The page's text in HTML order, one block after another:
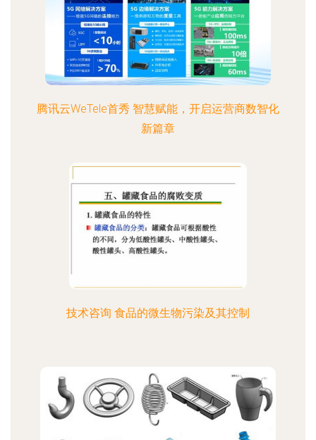
腾讯云WeTele首秀 智慧赋能，开启运营商数智化
新篇章
技术咨询 食品的微生物污染及其控制